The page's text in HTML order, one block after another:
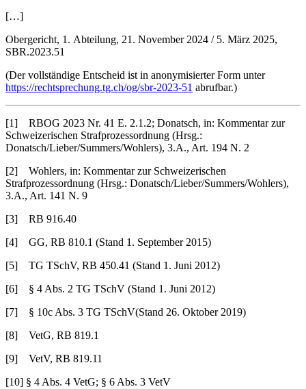
[…]
Obergericht, 1. Abteilung, 21. November 2024 / 5. März 2025,
SBR.2023.51
(Der vollständige Entscheid ist in anonymisierter Form unter
https://rechtsprechung.tg.ch/og/sbr-2023-51 abrufbar.)
[1] RBOG 2023 Nr. 41 E. 2.1.2; Donatsch, in: Kommentar zur
Schweizerischen Strafprozessordnung (Hrsg.:
Donatsch/Lieber/Summers/Wohlers), 3.A., Art. 194 N. 2
[2] Wohlers, in: Kommentar zur Schweizerischen
Strafprozessordnung (Hrsg.: Donatsch/Lieber/Summers/Wohlers),
3.A., Art. 141 N. 9
[3] RB 916.40
[4] GG, RB 810.1 (Stand 1. September 2015)
[5] TG TSchV, RB 450.41 (Stand 1. Juni 2012)
[6] § 4 Abs. 2 TG TSchV (Stand 1. Juni 2012)
[7] § 10c Abs. 3 TG TSchV(Stand 26. Oktober 2019)
[8] VetG, RB 819.1
[9] VetV, RB 819.11
[10] § 4 Abs. 4 VetG; § 6 Abs. 3 VetV